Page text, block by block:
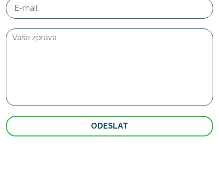
ODESLAT